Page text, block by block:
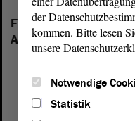
Folgende Fraktionen
Anhalt vertreten:
der
kommen. Bitte lesen
unsere
Notwendige
Statistik